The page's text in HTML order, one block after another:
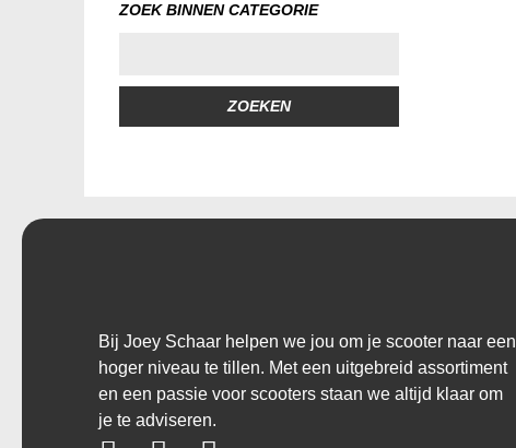
ZOEK BINNEN CATEGORIE
ZOEKEN
Bij Joey Schaar helpen we jou om je scooter naar een
hoger niveau te tillen. Met een uitgebreid assortiment
en een passie voor scooters staan we altijd klaar om
je te adviseren.